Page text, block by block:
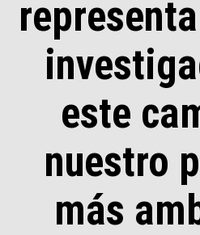
este
nuestro
más